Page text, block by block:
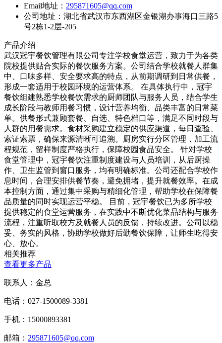
Email地址： 295871605@qq.com
公司地址： 湖北省武汉市东西湖区金银湖办事海口三路5
号2栋1-2层-205
产品介绍
武汉冠宇餐饮管理有限公司专注学校食堂运营，致力于为各类
院校提供贴合实际的餐饮服务方案。公司结合学校就餐人群集
中、口味多样、安全要求高的特点，从前期调研到日常供餐，
形成一套适用于校园环境的运营体系。 在具体执行中，冠宇
餐饮组建熟悉学校餐饮需求的厨师团队与服务人员，结合学生
成长阶段与教师用餐习惯，设计营养均衡、品类丰富的日常菜
单。供餐形式兼顾套餐、自选、特色档口等，满足不同时段与
人群的用餐需求。食材采购建立稳定的供应渠道，每日查验、
索证索票，确保来源清晰可追溯。厨房实行分区管理，加工流
程规范，留样制度严格执行，保障校园食品安全。 针对学校
食堂管理中，冠宇餐饮注重制度建设与人员培训，从后厨操
作、卫生监管到窗口服务，均有明确标准。公司还配合学校作
息时间，合理安排供餐节奏，避免拥堵，提升就餐效率。在成
本控制方面，通过集中采购与精细化管理，帮助学校在保障餐
品质量的同时实现运营平稳。 目前，冠宇餐饮已为多所学校
提供稳定的食堂运营服务，在实践中不断优化菜品结构与服务
流程，注重听取校方及就餐人员的反馈，持续改进。公司以稳
妥、务实的风格，协助学校做好后勤餐饮保障，让师生吃得安
心、放心。
相关推荐
查看更多产品
联系人：金总
电话：027-1500089-3381
手机：15000893381
邮箱： 295871605@qq.com